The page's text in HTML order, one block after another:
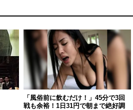
「風俗前に飲むだけ！」45分で3回
戦も余裕！1日31円で朝まで絶好調